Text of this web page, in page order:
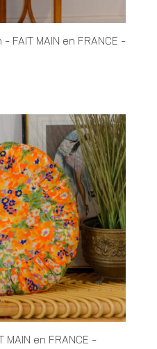
FAIT MAIN en FRANCE –
en FRANCE –